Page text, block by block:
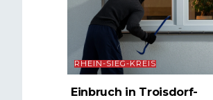
RHEIN-SIEG-KREIS
Einbruch in Troisdorf-